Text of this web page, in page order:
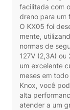
facilitada com
dreno para um
O KX05 foi
mente,
normas de
127V (2,3A)
um excelente
meses em
Knox, você
alta
atender a um